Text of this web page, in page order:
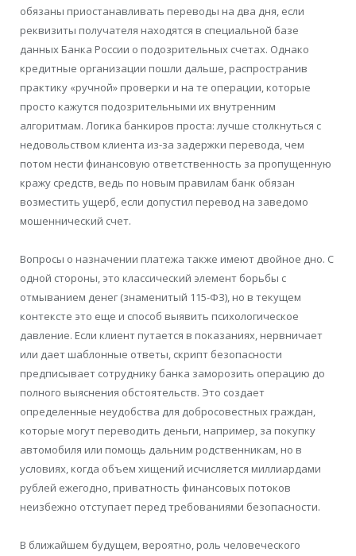
обязаны приостанавливать переводы на два дня, если
реквизиты получателя находятся в специальной базе
данных Банка России о подозрительных счетах. Однако
кредитные организации пошли дальше, распространив
практику «ручной» проверки и на те операции, которые
просто кажутся подозрительными их внутренним
алгоритмам. Логика банкиров проста: лучше столкнуться с
недовольством клиента из-за задержки перевода, чем
потом нести финансовую ответственность за пропущенную
кражу средств, ведь по новым правилам банк обязан
возместить ущерб, если допустил перевод на заведомо
мошеннический счет.
Вопросы о назначении платежа также имеют двойное дно. С
одной стороны, это классический элемент борьбы с
отмыванием денег (знаменитый 115-ФЗ), но в текущем
контексте это еще и способ выявить психологическое
давление. Если клиент путается в показаниях, нервничает
или дает шаблонные ответы, скрипт безопасности
предписывает сотруднику банка заморозить операцию до
полного выяснения обстоятельств. Это создает
определенные неудобства для добросовестных граждан,
которые могут переводить деньги, например, за покупку
автомобиля или помощь дальним родственникам, но в
условиях, когда объем хищений исчисляется миллиардами
рублей ежегодно, приватность финансовых потоков
неизбежно отступает перед требованиями безопасности.
В ближайшем будущем, вероятно, роль человеческого